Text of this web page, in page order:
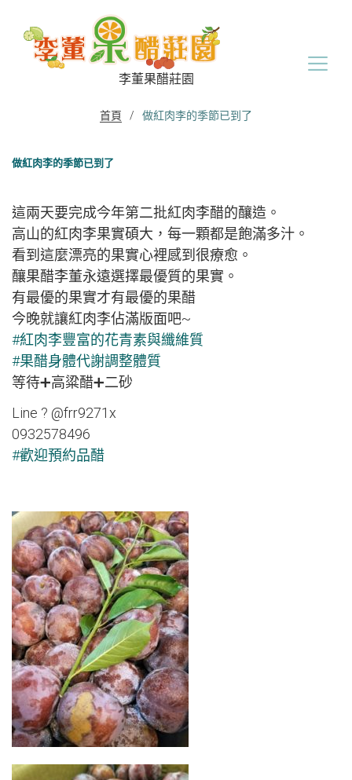
content
李董果醋莊園
首頁 / 做紅肉李的季節已到了
做紅肉李的季節已到了
這兩天要完成今年第二批紅肉李醋的釀造。
高山的紅肉李果實碩大，每一顆都是飽滿多汁。
看到這麼漂亮的果實心裡感到很療愈。
釀果醋李董永遠選擇最優質的果實。
有最優的果實才有最優的果醋
今晚就讓紅肉李佔滿版面吧~
#紅肉李豐富的花青素與纖維質
#果醋身體代謝調整體質
等待➕高粱醋➕二砂
Line ? @frr9271x
0932578496
#歡迎預約品醋